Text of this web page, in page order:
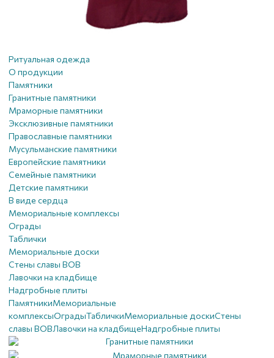
Ритуальная одежда
О продукции
Памятники
Гранитные памятники
Мраморные памятники
Эксклюзивные памятники
Православные памятники
Мусульманские памятники
Европейские памятники
Семейные памятники
Детские памятники
В виде сердца
Мемориальные комплексы
Ограды
Таблички
Мемориальные доски
Стены славы ВОВ
Лавочки на кладбище
Надгробные плиты
ПамятникиМемориальные
комплексыОградыТабличкиМемориальные доскиСтены
славы ВОВЛавочки на кладбищеНадгробные плиты
Гранитные памятники
Мраморные памятники